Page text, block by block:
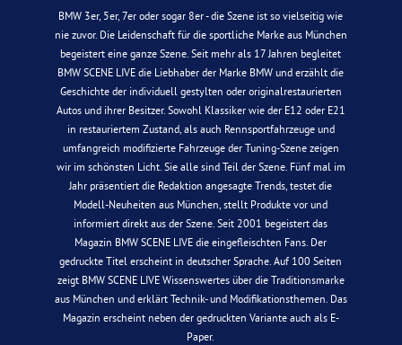
BMW 3er, 5er, 7er oder sogar 8er - die Szene ist so vielseitig wie
nie zuvor. Die Leidenschaft für die sportliche Marke aus München
begeistert eine ganze Szene. Seit mehr als 17 Jahren begleitet
BMW SCENE LIVE die Liebhaber der Marke BMW und erzählt die
Geschichte der individuell gestylten oder originalrestaurierten
Autos und ihrer Besitzer. Sowohl Klassiker wie der E12 oder E21
in restauriertem Zustand, als auch Rennsportfahrzeuge und
umfangreich modifizierte Fahrzeuge der Tuning-Szene zeigen
wir im schönsten Licht. Sie alle sind Teil der Szene. Fünf mal im
Jahr präsentiert die Redaktion angesagte Trends, testet die
Modell-Neuheiten aus München, stellt Produkte vor und
informiert direkt aus der Szene. Seit 2001 begeistert das
Magazin BMW SCENE LIVE die eingefleischten Fans. Der
gedruckte Titel erscheint in deutscher Sprache. Auf 100 Seiten
zeigt BMW SCENE LIVE Wissenswertes über die Traditionsmarke
aus München und erklärt Technik- und Modifikationsthemen. Das
Magazin erscheint neben der gedruckten Variante auch als E-
Paper.